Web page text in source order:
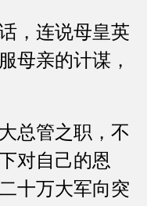
连说母皇英
母亲的计谋，
管之职，不
对自己的恩
十万大军向突